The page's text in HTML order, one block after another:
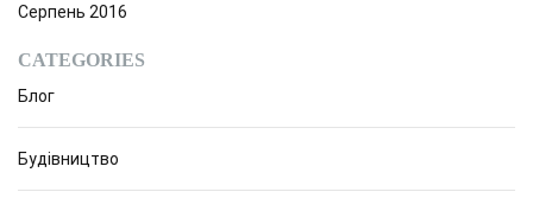
Серпень 2016
CATEGORIES
Блог
Будівництво